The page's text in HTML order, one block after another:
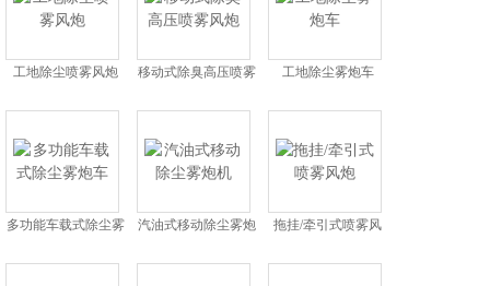
工地除尘喷雾风炮
移动式除臭高压喷雾
工地除尘雾炮车
多功能车载式除尘雾
汽油式移动除尘雾炮
拖挂/牵引式喷雾风